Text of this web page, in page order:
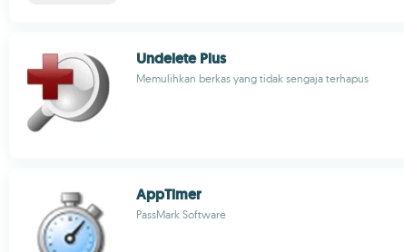
Undelete Plus
Memulihkan berkas yang tidak sengaja terhapus
AppTimer
PassMark Software